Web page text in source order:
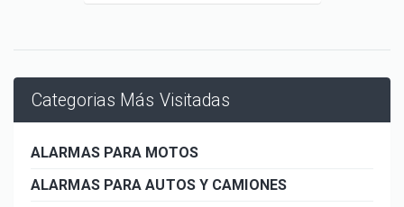
Categorias Más Visitadas
ALARMAS PARA MOTOS
ALARMAS PARA AUTOS Y CAMIONES